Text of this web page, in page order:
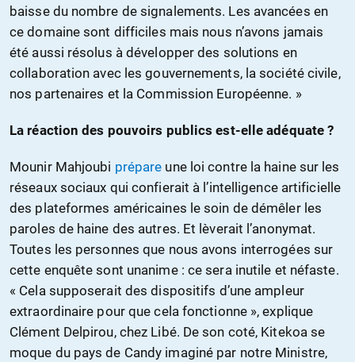
baisse du nombre de signalements. Les avancées en
ce domaine sont difficiles mais nous n’avons jamais
été aussi résolus à développer des solutions en
collaboration avec les gouvernements, la société civile,
nos partenaires et la Commission Européenne. »
La réaction des pouvoirs publics est-elle adéquate ?
Mounir Mahjoubi prépare une loi contre la haine sur les
réseaux sociaux qui confierait à l’intelligence artificielle
des plateformes américaines le soin de démêler les
paroles de haine des autres. Et lèverait l’anonymat.
Toutes les personnes que nous avons interrogées sur
cette enquête sont unanime : ce sera inutile et néfaste.
« Cela supposerait des dispositifs d’une ampleur
extraordinaire pour que cela fonctionne », explique
Clément Delpirou, chez Libé. De son coté, Kitekoa se
moque du pays de Candy imaginé par notre Ministre,